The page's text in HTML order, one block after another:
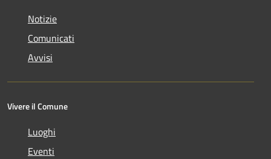
Notizie
Comunicati
Avvisi
Vivere il Comune
Luoghi
Eventi